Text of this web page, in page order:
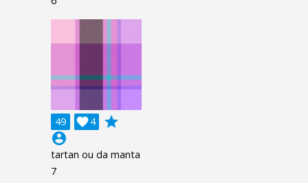
49 4

grade
account_circle
tartan ou da manta
7